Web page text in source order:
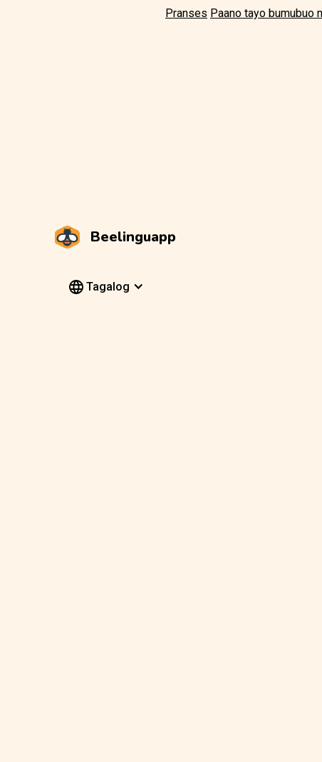
Pranses Paano tayo bumubuo
Beelinguapp
Tagalog